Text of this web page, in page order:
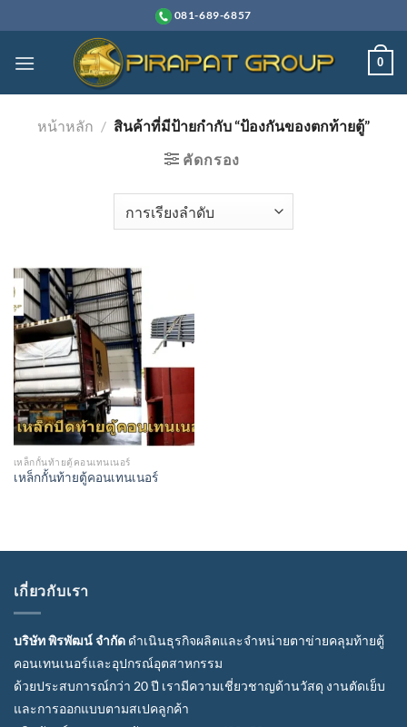
ไป
081-689-6857
0
หน้าหลัก / สินค้าที่มีป้ายกำกับ “ป้องกันของตกท้ายตู้”
คัดกรอง
เหล็กกั้นท้ายตู้คอนเทนเนอร์
เหล็กกั้นท้ายตู้คอนเทนเนอร์
เกี่ยวกับเรา
บริษัท พิรพัฒน์ จำกัด ดำเนินธุรกิจผลิตและจำหน่ายตาข่ายคลุมท้ายตู้
คอนเทนเนอร์และอุปกรณ์อุตสาหกรรม
ด้วยประสบการณ์กว่า 20 ปี เรามีความเชี่ยวชาญด้านวัสดุ งานตัดเย็บ
และการออกแบบตามสเปคลูกค้า